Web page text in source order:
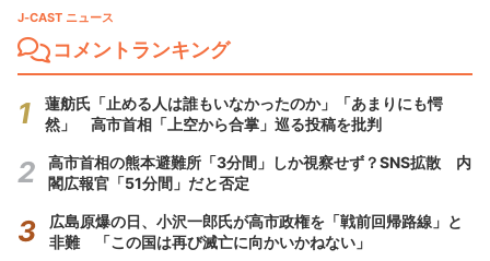
J-CAST ニュース
コメントランキング
蓮舫氏「止める人は誰もいなかったのか」「あまりにも愕
然」 高市首相「上空から合掌」巡る投稿を批判
高市首相の熊本避難所「3分間」しか視察せず？SNS拡散 内
閣広報官「51分間」だと否定
広島原爆の日、小沢一郎氏が高市政権を「戦前回帰路線」と
非難 「この国は再び滅亡に向かいかねない」